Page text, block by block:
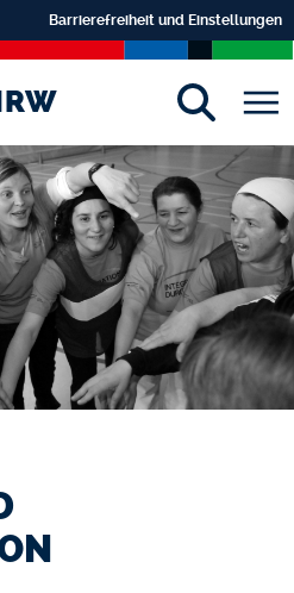
Direkt zum Inhalt
Select your language
Barrierefreiheit und Einstellungen